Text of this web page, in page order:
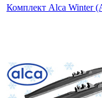
Комплект Alca Winter